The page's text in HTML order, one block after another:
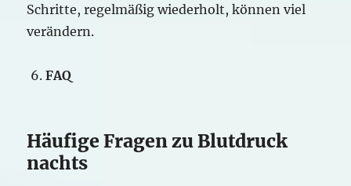
Schritte, regelmäßig wiederholt, können viel
verändern.
FAQ
Häufige Fragen zu Blutdruck
nachts